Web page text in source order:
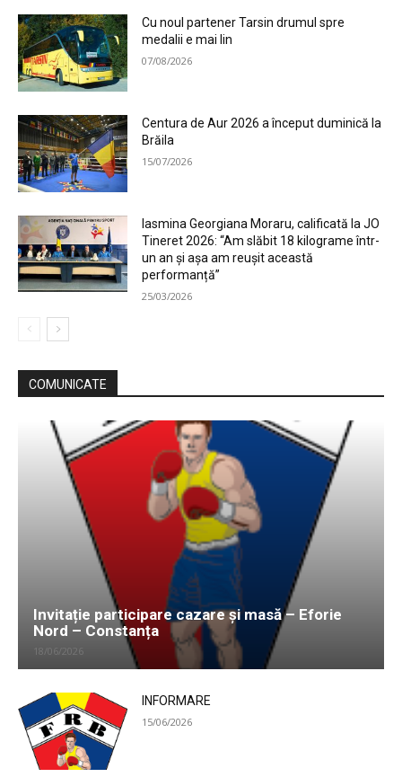
Cu noul partener Tarsin drumul spre
medalii e mai lin
07/08/2026
Centura de Aur 2026 a început duminică la
Brăila
15/07/2026
Iasmina Georgiana Moraru, calificată la JO
Tineret 2026: “Am slăbit 18 kilograme într-
un an și așa am reușit această
performanță”
25/03/2026
COMUNICATE
Invitație participare cazare și masă – Eforie
Nord – Constanța
18/06/2026
INFORMARE
15/06/2026